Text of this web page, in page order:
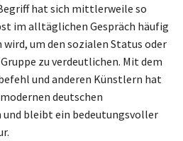
hat sich mittlerweile so
im alltäglichen Gespräch häufig
um den sozialen Status oder
zu verdeutlichen. Mit dem
und anderen Künstlern hat
modernen deutschen
und bleibt ein bedeutungsvoller